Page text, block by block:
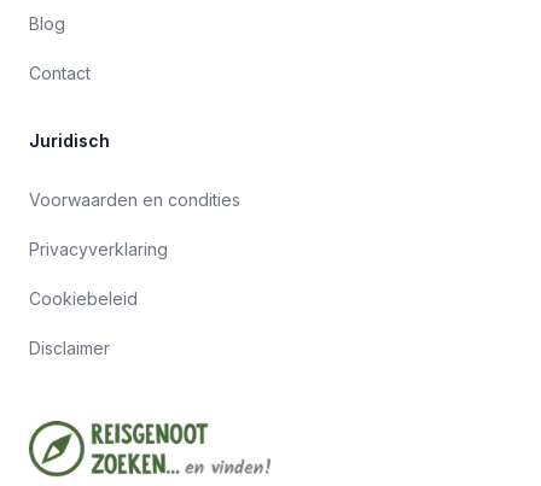
Blog
Contact
Juridisch
Voorwaarden en condities
Privacyverklaring
Cookiebeleid
Disclaimer